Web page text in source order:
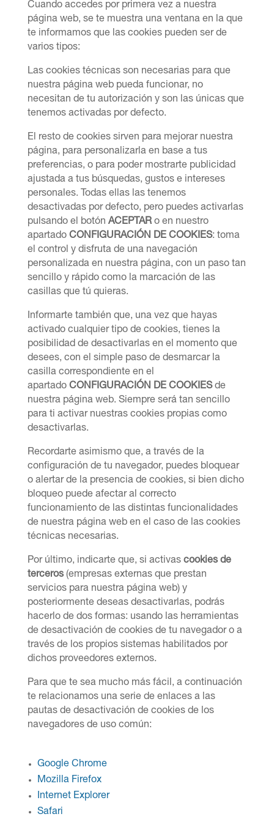
Cuando accedes por primera vez a nuestra
página web, se te muestra una ventana en la que
te informamos que las cookies pueden ser de
varios tipos:
Las cookies técnicas son necesarias para que
nuestra página web pueda funcionar, no
necesitan de tu autorización y son las únicas que
tenemos activadas por defecto.
El resto de cookies sirven para mejorar nuestra
página, para personalizarla en base a tus
preferencias, o para poder mostrarte publicidad
ajustada a tus búsquedas, gustos e intereses
personales. Todas ellas las tenemos
desactivadas por defecto, pero puedes activarlas
pulsando el botón ACEPTARo en nuestro
apartado CONFIGURACIÓN DE COOKIES: toma
el control y disfruta de una navegación
personalizada en nuestra página, con un paso tan
sencillo y rápido como la marcación de las
casillas que tú quieras.
Informarte también que, una vez que hayas
activado cualquier tipo de cookies, tienes la
posibilidad de desactivarlas en el momento que
desees, con el simple paso de desmarcar la
casilla correspondiente en el
apartado CONFIGURACIÓN DE COOKIESde
nuestra página web. Siempre será tan sencillo
para ti activar nuestras cookies propias como
desactivarlas.
Recordarte asimismo que, a través de la
configuración de tu navegador, puedes bloquear
o alertar de la presencia de cookies, si bien dicho
bloqueo puede afectar al correcto
funcionamiento de las distintas funcionalidades
de nuestra página web en el caso de las cookies
técnicas necesarias.
Por último, indicarte que, si activas cookies de
terceros(empresas externas que prestan
servicios para nuestra página web) y
posteriormente deseas desactivarlas, podrás
hacerlo de dos formas: usando las herramientas
de desactivación de cookies de tu navegador o a
través de los propios sistemas habilitados por
dichos proveedores externos.
Para que te sea mucho más fácil, a continuación
te relacionamos una serie de enlaces a las
pautas de desactivación de cookies de los
navegadores de uso común:
Google Chrome
Mozilla Firefox
Internet Explorer
Safari